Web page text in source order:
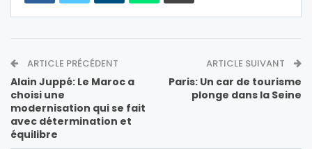
ARTICLE PRÉCÉDENT
Alain Juppé: Le Maroc a
choisi une
modernisation qui se fait
avec détermination et
équilibre
ARTICLE SUIVANT
Paris: Un car de tourisme
plonge dans la Seine